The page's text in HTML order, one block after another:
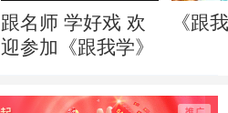
跟名师 学好戏 欢
迎参加《跟我学》
《跟